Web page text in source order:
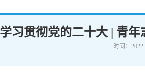
学习贯彻党的二十大 | 青
时间：